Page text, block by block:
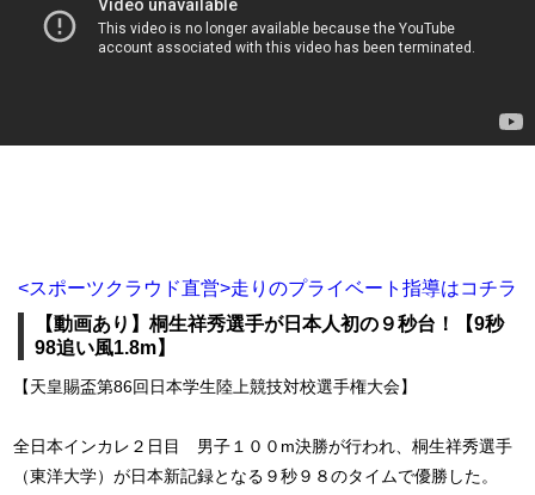
<スポーツクラウド直営>走りのプライベート指導はコチラ
【動画あり】桐生祥秀選手が日本人初の９秒台！【9秒
98追い風1.8m】
【天皇賜盃第86回日本学生陸上競技対校選手権大会】
全日本インカレ２日目 男子１００m決勝が行われ、桐生祥秀選手
（東洋大学）が日本新記録となる９秒９８のタイムで優勝した。